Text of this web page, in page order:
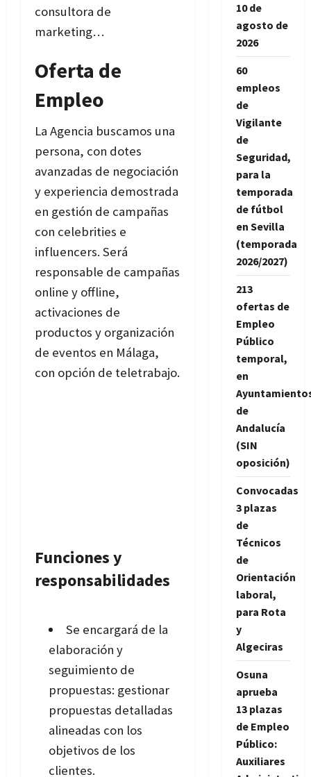
consultora de
marketing…
Oferta de
Empleo
La Agencia buscamos una
persona, con dotes
avanzadas de negociación
y experiencia demostrada
en gestión de campañas
con celebrities e
influencers. Será
responsable de campañas
online y offline,
activaciones de
productos y organización
de eventos en Málaga,
con opción de teletrabajo.
Funciones y
responsabilidades
Se encargará de la
elaboración y
seguimiento de
propuestas: gestionar
propuestas detalladas
alineadas con los
objetivos de los
clientes.
10 de
agosto de
2026
60
empleos
de
Vigilante
de
Seguridad,
para la
temporada
de fútbol
en Sevilla
(temporada
2026/2027)
213
ofertas de
Empleo
Público
temporal,
en
de
Andalucía
(SIN
oposición)
Convocadas
3 plazas
de
Técnicos
de
Orientación
laboral,
para Rota
y
Algeciras
Osuna
aprueba
13 plazas
de Empleo
Público:
Auxiliares